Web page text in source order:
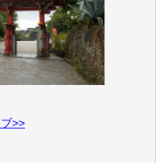
>>